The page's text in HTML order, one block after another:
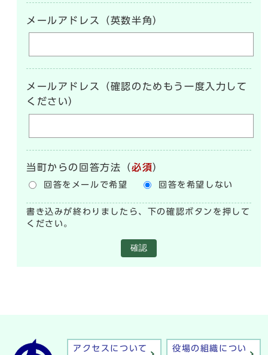
メールアドレス（英数半角）
メールアドレス（確認のためもう一度入力して
ください）
当町からの回答方法 （必須）
回答をメールで希望 回答を希望しない
書き込みが終わりましたら、下の確認ボタンを押して
ください。
確認
アクセスについて
役場の組織につい